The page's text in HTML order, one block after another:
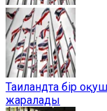
Таиландта бір
жаралады